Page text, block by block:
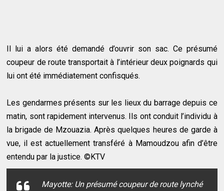
Il lui a alors été demandé d’ouvrir son sac. Ce présumé
coupeur de route transportait à l’intérieur deux poignards qui
lui ont été immédiatement confisqués.
Les gendarmes présents sur les lieux du barrage depuis ce
matin, sont rapidement intervenus. Ils ont conduit l’individu à
la brigade de Mzouazia. Après quelques heures de garde à
vue, il est actuellement transféré à Mamoudzou afin d’être
entendu par la justice. ©KTV
Mayotte: Un présumé coupeur de route lynché